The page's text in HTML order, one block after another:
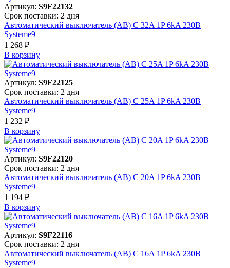
Артикул: S9F22132
Срок поставки: 2 дня
Автоматический выключатель (АВ) C 32A 1P 6kA 230В
Systeme9
1 268 ₽
В корзинy
Артикул: S9F22125
Срок поставки: 2 дня
Автоматический выключатель (АВ) C 25A 1P 6kA 230В
Systeme9
1 232 ₽
В корзинy
Артикул: S9F22120
Срок поставки: 2 дня
Автоматический выключатель (АВ) C 20A 1P 6kA 230В
Systeme9
1 194 ₽
В корзинy
Артикул: S9F22116
Срок поставки: 2 дня
Автоматический выключатель (АВ) C 16A 1P 6kA 230В
Systeme9